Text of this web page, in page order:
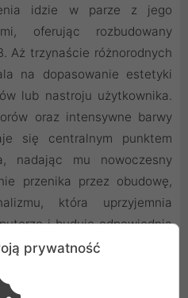
idzie w parze z jego
oferując rozbudowany
Aż trzynaście różnorodnych
na dopasowanie estetyki
lub nastroju użytkownika.
oraz intensywne barwy
się centralnym punktem
nadając mu nowoczesny
przenika przez obudowę,
która uprzyjemnia
i buduje odpowiednią
prywatność